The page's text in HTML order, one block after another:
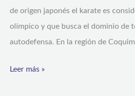
de origen japonés el karate es
olímpico y que busca el dominio de
autodefensa. En la región de
Leer más »